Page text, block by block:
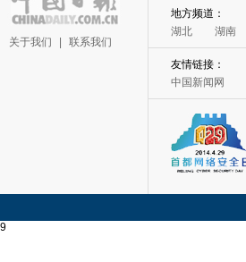
关于我们 联系我们
地方频道：
湖北
湖南
友情链接：
中国新闻网
9